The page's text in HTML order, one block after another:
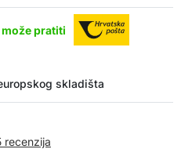
pratiti
skladišta
recenzija